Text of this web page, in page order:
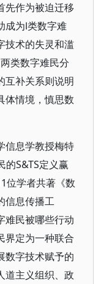
先作为被迫迁移
为Ⅰ类数字难
技术的失灵和滥
类数字难民分
互补关系则说明
体情境，慎思数
信息学教授梅特
S&TS定义赢
位学者共著《数
信息传播工
难民被哪些行动
界定为一种联合
数字技术赋予的
道主义组织、政